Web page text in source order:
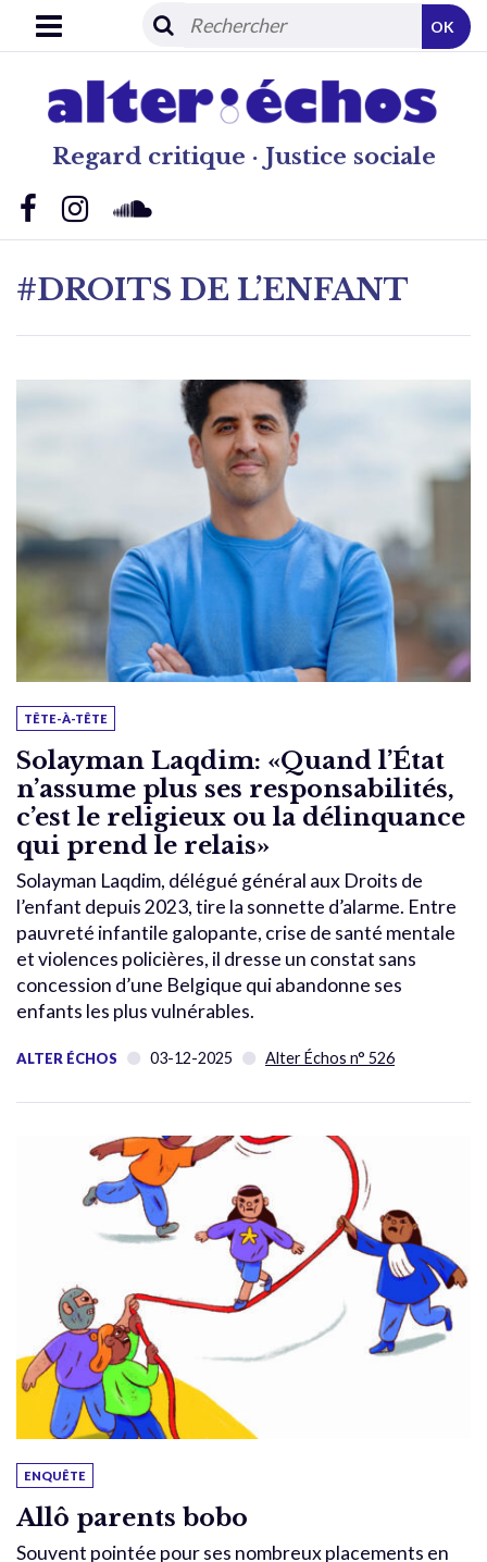
Regard critique · Justice sociale
OK
#DROITS DE L’ENFANT
TÊTE-À-TÊTE
Solayman Laqdim: «Quand l’État
n’assume plus ses responsabilités,
c’est le religieux ou la délinquance
qui prend le relais»
Solayman Laqdim, délégué général aux Droits de
l’enfant depuis 2023, tire la sonnette d’alarme. Entre
pauvreté infantile galopante, crise de santé mentale
et violences policières, il dresse un constat sans
concession d’une Belgique qui abandonne ses
enfants les plus vulnérables.
ALTER ÉCHOS 03-12-2025 Alter Échos n° 526
ENQUÊTE
Allô parents bobo
Souvent pointée pour ses nombreux placements en